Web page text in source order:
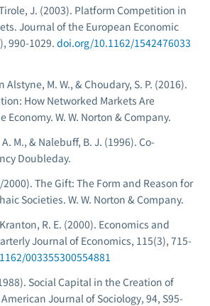
J. (2003). Platform Competition in
Journal of the European Economic
990-1029. doi.org/10.1162/1542476033
Alstyne, M. W., & Choudary, S. P. (2016).
How Networked Markets Are
Economy. W. W. Norton & Company.
M., & Nalebuff, B. J. (1996). Co-
Doubleday.
2000). The Gift: The Form and Reason for
Societies. W. W. Norton & Company.
R. E. (2000). Economics and
Journal of Economics, 115(3), 715-
003355300554881
Social Capital in the Creation of
American Journal of Sociology, 94, S95-